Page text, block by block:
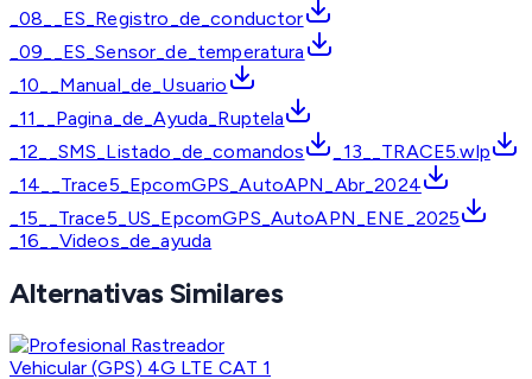
_08__ES_Registro_de_conductor
_09__ES_Sensor_de_temperatura
_10__Manual_de_Usuario
_11__Pagina_de_Ayuda_Ruptela
_12__SMS_Listado_de_comandos
_13__TRACE5.wlp
_14__Trace5_EpcomGPS_AutoAPN_Abr_2024
_15__Trace5_US_EpcomGPS_AutoAPN_ENE_2025
_16__Videos_de_ayuda
Alternativas Similares